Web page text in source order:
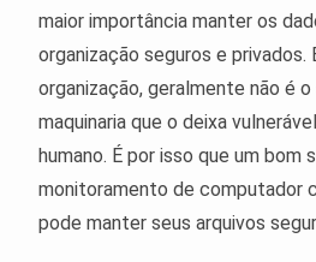
maior importância manter os
organização seguros e privados.
organização, geralmente não é
maquinaria que o deixa
humano. É por isso que um bom
monitoramento de computador
pode manter seus arquivos